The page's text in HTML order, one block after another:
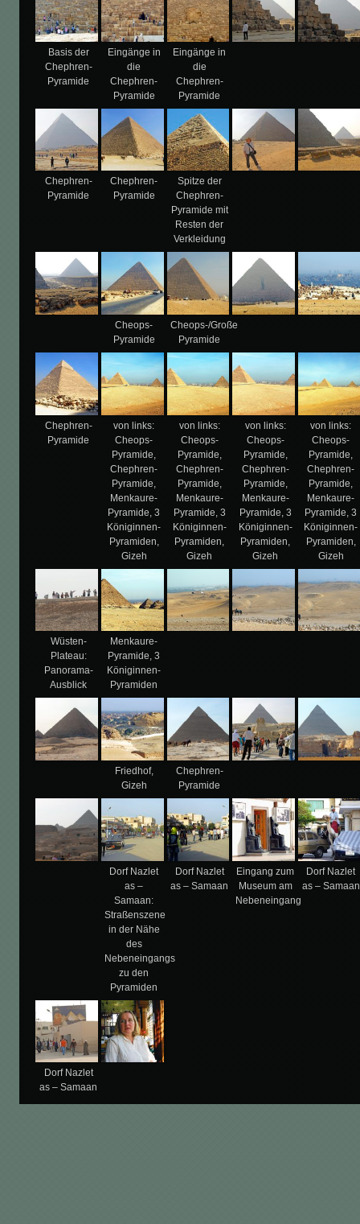
Basis der
Chephren-
Pyramide
Eingänge in
die
Chephren-
Pyramide
Eingänge in
die
Chephren-
Pyramide
Chephren-
Pyramide
Chephren-
Pyramide
Spitze der
Chephren-
Pyramide mit
Resten der
Verkleidung
Cheops-
Pyramide
Cheops-/Große
Pyramide
Chephren-
Pyramide
von links:
Cheops-
Pyramide,
Chephren-
Pyramide,
Menkaure-
Pyramide, 3
Königinnen-
Pyramiden,
Gizeh
von links:
Cheops-
Pyramide,
Chephren-
Pyramide,
Menkaure-
Pyramide, 3
Königinnen-
Pyramiden,
Gizeh
von links:
Cheops-
Pyramide,
Chephren-
Pyramide,
Menkaure-
Pyramide, 3
Königinnen-
Pyramiden,
Gizeh
von links:
Cheops-
Pyramide,
Chephren-
Pyramide,
Menkaure-
Pyramide, 3
Königinnen-
Pyramiden,
Gizeh
Wüsten-
Plateau:
Panorama-
Ausblick
Menkaure-
Pyramide, 3
Königinnen-
Pyramiden
Friedhof,
Gizeh
Chephren-
Pyramide
Dorf Nazlet
as –
Samaan:
Straßenszene
in der Nähe
des
Nebeneingangs
zu den
Pyramiden
Dorf Nazlet
as – Samaan
Eingang zum
Museum am
Nebeneingang
Dorf Nazlet
as – Samaan
Dorf Nazlet
as – Samaan